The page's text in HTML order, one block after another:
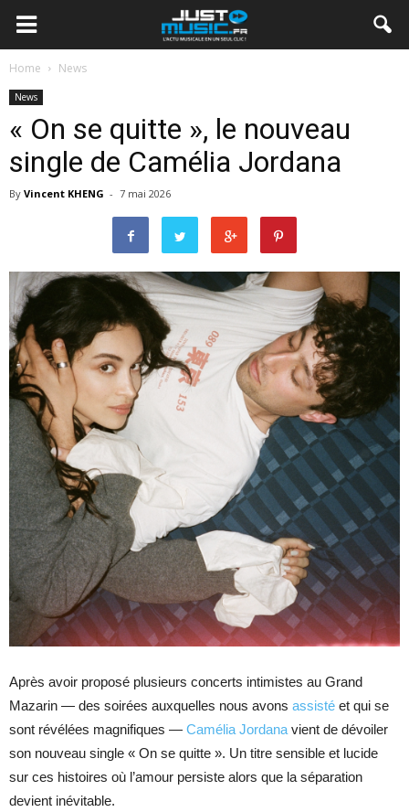
Home News
News
« On se quitte », le nouveau
single de Camélia Jordana
By Vincent KHENG - 7 mai 2026
Après avoir proposé plusieurs concerts intimistes au Grand
Mazarin — des soirées auxquelles nous avons assisté et qui se
sont révélées magnifiques — Camélia Jordanavient de dévoiler
son nouveau single « On se quitte ». Un titre sensible et lucide
sur ces histoires où l’amour persiste alors que la séparation
devient inévitable.